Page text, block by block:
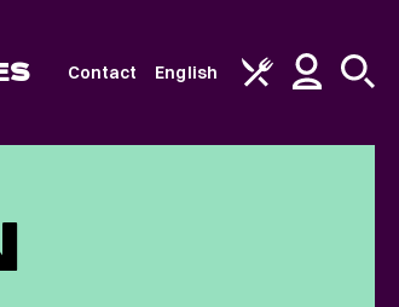
Contact English